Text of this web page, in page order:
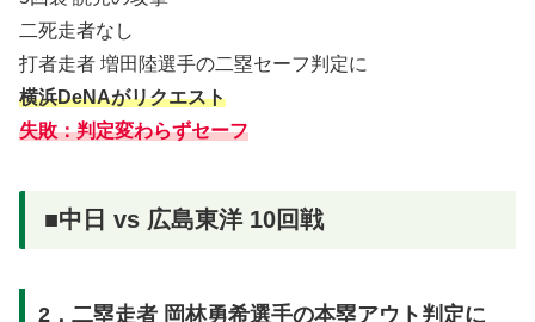
二死走者なし
打者走者 増田陸選手の二塁セーフ判定に
横浜DeNAがリクエスト
失敗：判定変わらずセーフ
■中日 vs 広島東洋 10回戦
2．二塁走者 岡林勇希選手の本塁アウト判定に